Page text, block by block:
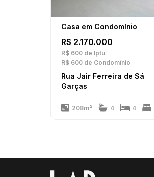
Casa em Condomínio
R$ 2.170.000
R$ 600 de Iptu
R$ 600 de Condomínio
Rua Jair Ferreira de Sá
Garças
208m² 4 4